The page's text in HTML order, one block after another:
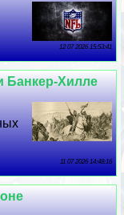
12 07 2026 15:53:41
Банкер-Хилле
11 07 2026 14:48:16